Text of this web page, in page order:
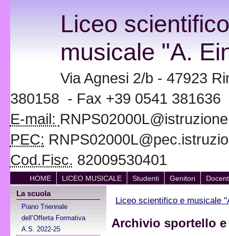
Liceo
musicale "A.
Via Agnesi 2/b - 47923
380158 - Fax +39 0541 381636
E-mail:
PEC:
Cod.Fisc. 82009530401
HOME LICEO MUSICALE Studenti Genitori
La scuola
Piano Triennale
dell’Offerta Formativa
A.S. 2022-25
Liceo scientifico e musicale
Archivio sportello e